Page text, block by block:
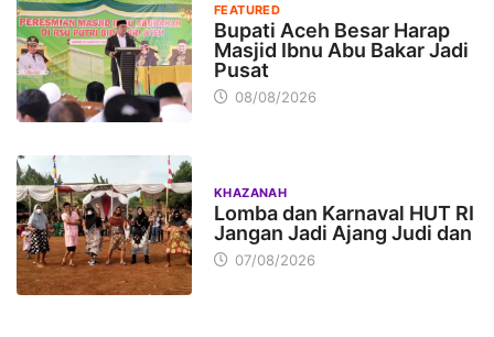
FEATURED
Bupati Aceh Besar Harap
Masjid Ibnu Abu Bakar Jadi
Pusat
08/08/2026
KHAZANAH
Lomba dan Karnaval HUT RI
Jangan Jadi Ajang Judi dan
07/08/2026